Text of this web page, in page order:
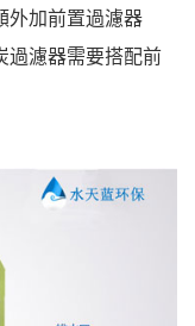
外加前置過濾器
過濾器需要搭配前